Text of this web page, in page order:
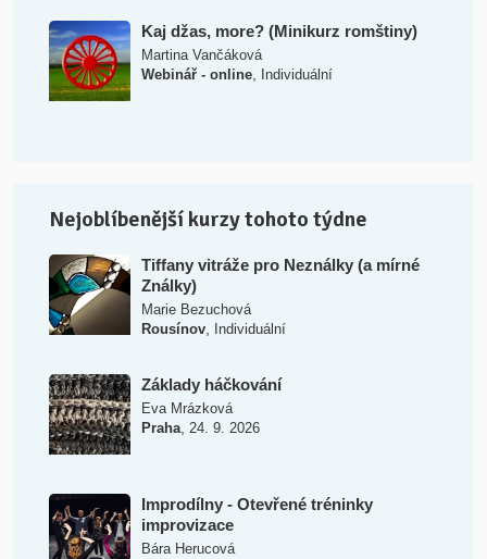
Kaj džas, more? (Minikurz romštiny)
Martina Vančáková
Webinář - online, Individuální
Nejoblíbenější kurzy tohoto týdne
Tiffany vitráže pro Neználky (a mírné
Ználky)
Marie Bezuchová
Rousínov, Individuální
Základy háčkování
Eva Mrázková
Praha, 24. 9. 2026
Improdílny - Otevřené tréninky
improvizace
Bára Herucová